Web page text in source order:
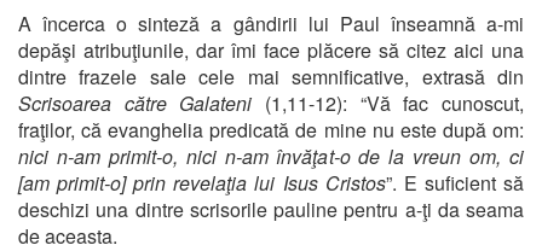
A încerca o sinteză a gândirii lui Paul înseamnă a-mi
depăşi atribuţiunile, dar îmi face plăcere să citez aici una
dintre frazele sale cele mai semnificative, extrasă din
Scrisoarea către Galateni (1,11-12): “Vă fac cunoscut,
fraţilor, că evanghelia predicată de mine nu este după om:
nici n-am primit-o, nici n-am învăţat-o de la vreun om, ci
[am primit-o] prin revelaţia lui Isus Cristos”. E suficient să
deschizi una dintre scrisorile pauline pentru a-ţi da seama
de aceasta.